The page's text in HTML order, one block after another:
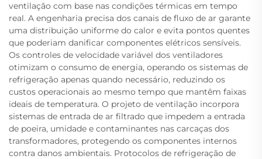
ventilação com base nas condições térmicas em tempo
real. A engenharia precisa dos canais de fluxo de ar garante
uma distribuição uniforme do calor e evita pontos quentes
que poderiam danificar componentes elétricos sensíveis.
Os controles de velocidade variável dos ventiladores
otimizam o consumo de energia, operando os sistemas de
refrigeração apenas quando necessário, reduzindo os
custos operacionais ao mesmo tempo que mantêm faixas
ideais de temperatura. O projeto de ventilação incorpora
sistemas de entrada de ar filtrado que impedem a entrada
de poeira, umidade e contaminantes nas carcaças dos
transformadores, protegendo os componentes internos
contra danos ambientais. Protocolos de refrigeração de